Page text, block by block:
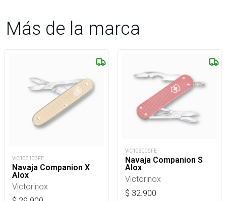
Más de la marca
VIC103103FE
Navaja Companion X
Alox
Victorinox
VIC103006FE
Navaja Companion S
Alox
Victorinox
$ 32.900